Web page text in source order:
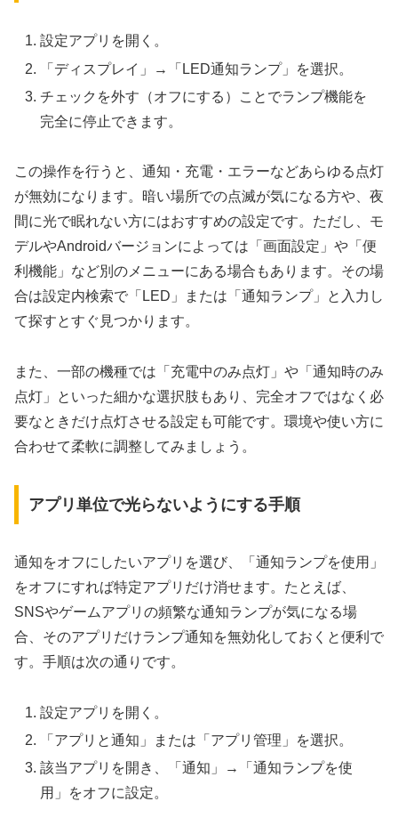
設定アプリを開く。
「ディスプレイ」→「LED通知ランプ」を選択。
チェックを外す（オフにする）ことでランプ機能を
完全に停止できます。
この操作を行うと、通知・充電・エラーなどあらゆる点灯
が無効になります。暗い場所での点滅が気になる方や、夜
間に光で眠れない方にはおすすめの設定です。ただし、モ
デルやAndroidバージョンによっては「画面設定」や「便
利機能」など別のメニューにある場合もあります。その場
合は設定内検索で「LED」または「通知ランプ」と入力し
て探すとすぐ見つかります。
また、一部の機種では「充電中のみ点灯」や「通知時のみ
点灯」といった細かな選択肢もあり、完全オフではなく必
要なときだけ点灯させる設定も可能です。環境や使い方に
合わせて柔軟に調整してみましょう。
アプリ単位で光らないようにする手順
通知をオフにしたいアプリを選び、「通知ランプを使用」
をオフにすれば特定アプリだけ消せます。たとえば、
SNSやゲームアプリの頻繁な通知ランプが気になる場
合、そのアプリだけランプ通知を無効化しておくと便利で
す。手順は次の通りです。
設定アプリを開く。
「アプリと通知」または「アプリ管理」を選択。
該当アプリを開き、「通知」→「通知ランプを使
用」をオフに設定。